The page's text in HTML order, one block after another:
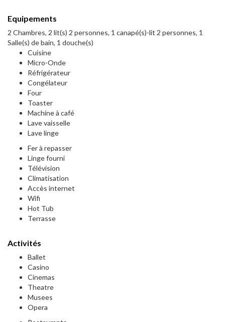
Equipements
2 Chambres, 2 lit(s) 2 personnes, 1 canapé(s)-lit 2 personnes, 1
Salle(s) de bain, 1 douche(s)
Cuisine
Micro-Onde
Réfrigérateur
Congélateur
Four
Toaster
Machine à café
Lave vaisselle
Lave linge
Fer à repasser
Linge fourni
Télévision
Climatisation
Accès internet
Wifi
Hot Tub
Terrasse
Activités
Ballet
Casino
Cinemas
Theatre
Musees
Opera